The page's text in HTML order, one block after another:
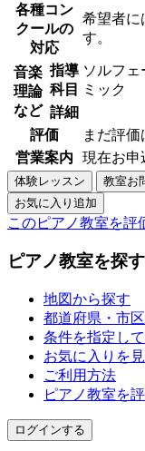
各種コン
クールの
対応
希望者に
す。
音楽
理論
など
指導
科目
ソルフェ
ミック
詳細
評価
まだ評
営業案内
現在お申
このピアノ教室を評
ピアノ教室を探す
地図から探す
都道府県・市
条件を指定し
お気に入りを
ご利用方法
ピアノ教室を
ログインする